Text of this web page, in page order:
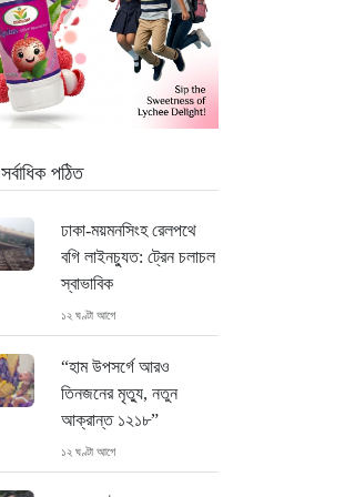
সর্বাধিক পঠিত
ঢাকা-ময়মনসিংহ রেলপথে
বগি লাইনচ্যুত: ট্রেন চলাচল
স্বাভাবিক
১২ ঘণ্টা আগে
“হাম উপসর্গে আরও
তিনজনের মৃত্যু, নতুন
আক্রান্ত ১২১৮”
১২ ঘণ্টা আগে